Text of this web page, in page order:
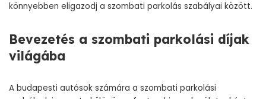
könnyebben eligazodj a szombati parkolás szabályai között.
Bevezetés a szombati parkolási díjak
világába
A budapesti autósok számára a szombati parkolási